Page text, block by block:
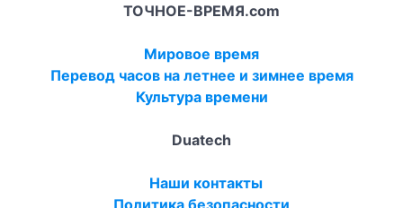
ТОЧНОЕ-ВРЕМЯ.com
Мировое время
Перевод часов на летнее и зимнее время
Культура времени
Duatech
Наши контакты
Политика безопасности